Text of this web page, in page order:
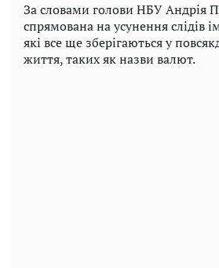
За словами голови НБУ Андрія
спрямована на усунення слідів
які все ще зберігаються у
життя, таких як назви валют.